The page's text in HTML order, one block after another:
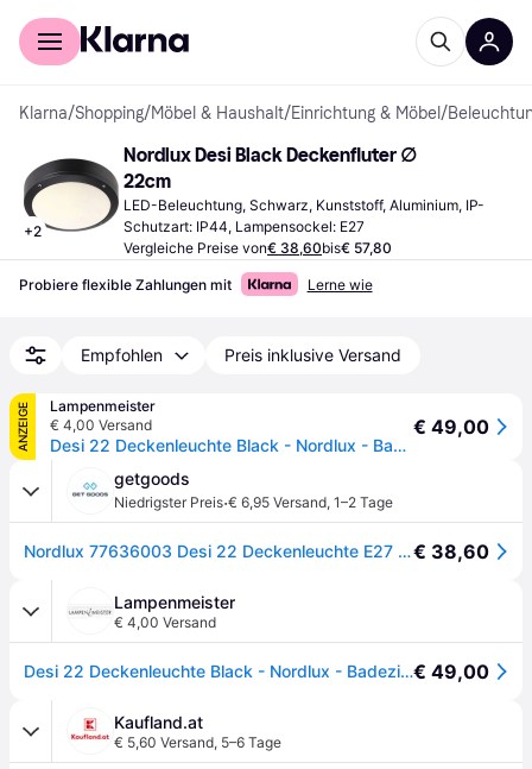
Für Shopper
Klarna/Shopping/Möbel & Haushalt/Einrichtung & Möbel /
+2
Nordlux Desi Black Deckenfluter ∅
22cm
LED-Beleuchtung, Schwarz, Kunststoff, Aluminium, IP-
Schutzart: IP44, Lampensockel: E27
Vergleiche Preise von€ 38,60bis€ 57,80
Probiere flexible Zahlungen mit Lerne wie
Empfohlen Preis inklusive Versand
ANZEIGE
Lampenmeister
€ 4,00 Versand
Desi 22 Deckenleuchte Black - Nordlux - Badezimmer - Aluminium
€ 49,00
getgoods
Niedrigster Preis·€ 6,95 Versand, 1–2 Tage
Nordlux 77636003 Desi 22 Deckenleuchte E27 Schwarz€ 38,60
Lampenmeister
€ 4,00 Versand
Desi 22 Deckenleuchte Black - Nordlux - Badezimmer - Aluminium€ 49,00
Kaufland.at
€ 5,60 Versand, 5–6 Tage